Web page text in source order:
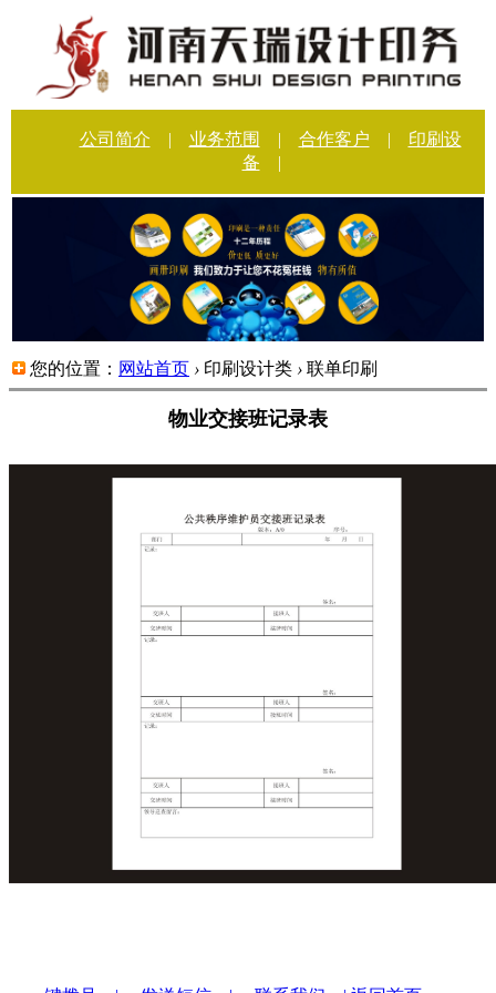
公司简介 | 业务范围 | 合作客户 |
印刷设
备
|
您的位置： 网站首页 › 印刷设计类 › 联单印刷
物业交接班记录表